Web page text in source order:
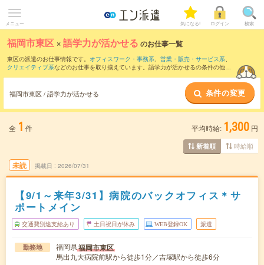
メニュー 気になる! ログイン 検索
福岡市東区 ×語学力が活かせる のお仕事一覧
東区の派遣のお仕事情報です。 オフィスワーク・事務系、 営業・販売・サービス系、
クリエイティブ系などのお仕事を取り揃えています。語学力が活かせるの条件の他
福岡市東区 / 語学力が活かせる 条件の変更
全 1 件 平均時給: 1,300 円
新着順 時給順
未読 掲載日 2026/07/31
【9/1～来年3/31】病院のバックオフィス＊サ
ポートメイン
交通費別途支給あり 土日祝日が休み WEB登録OK 派遣
勤務地 福岡県福岡市東区
馬出九大病院前駅から徒歩1分／吉塚駅から徒歩6分